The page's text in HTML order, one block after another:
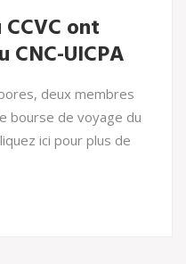
ont
CNC-UICPA
deux membres
bourse de voyage du
ici pour plus de